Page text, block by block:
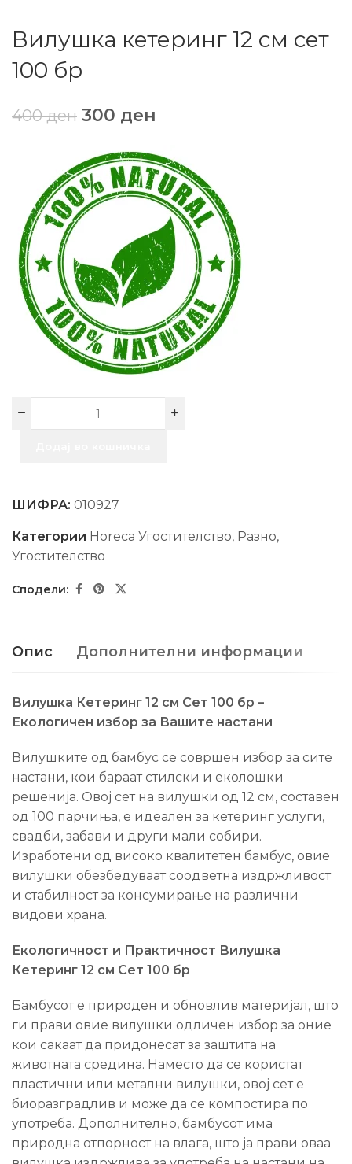
Вилушка кетеринг 12 см сет
100 бр
400ден 300 ден
ШИФРА: 010927
Категории Horeca Угостителство, Разно,
Угостителство
Опис Дополнителни информации
Вилушка Кетеринг 12 см Сет 100 бр –
Екологичен избор за Вашите настани
Вилушките од бамбус се совршен избор за сите
настани, кои бараат стилски и еколошки
решенија. Овој сет на вилушки од 12 см, составен
од 100 парчиња, е идеален за кетеринг услуги,
свадби, забави и други мали собири.
Изработени од високо квалитетен бамбус, овие
вилушки обезбедуваат соодветна издржливост
и стабилност за консумирање на различни
видови храна.
Екологичност и Практичност Вилушка
Кетеринг 12 см Сет 100 бр
Бамбусот е природен и обновлив материјал, што
ги прави овие вилушки одличен избор за оние
кои сакаат да придонесат за заштита на
животната средина. Наместо да се користат
пластични или метални вилушки, овој сет е
биоразградлив и може да се компостира по
употреба. Дополнително, бамбусот има
природна отпорност на влага, што ја прави оваа